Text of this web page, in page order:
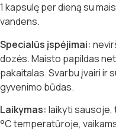
1 kapsulę per dieną su
vandens.
Specialūs įspėjimai:
dozės. Maisto papildas
pakaitalas. Svarbu įvairi ir
gyvenimo būdas.
Laikymas: laikyti sausoje,
°C temperatūroje,